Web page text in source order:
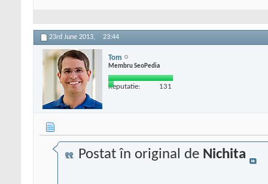
23rd June 2013, 23:44
Tom
Membru SeoPedia
Reputatie: 131
Postat în original de Nichita